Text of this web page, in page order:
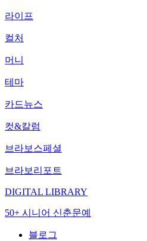
라이프
컬처
머니
테마
카드뉴스
컷&칼럼
브라보스페셜
브라보리포트
DIGITAL LIBRARY
50+ 시니어 신춘문예
블로그